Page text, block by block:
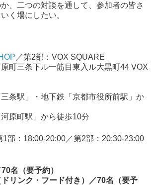
、二つの対談を通して、参加者の皆さ
く場にしたい。
／第2部：VOX SQUARE
原町三条下ル一筋目東入ル大黒町44 VOX
条駅」・地下鉄「京都市役所前駅」か
駅」から徒歩10分
1部：18:00-20:00／第2部：20:30-23:00
名（要予約）
リンク・フード付き）／70名（要予